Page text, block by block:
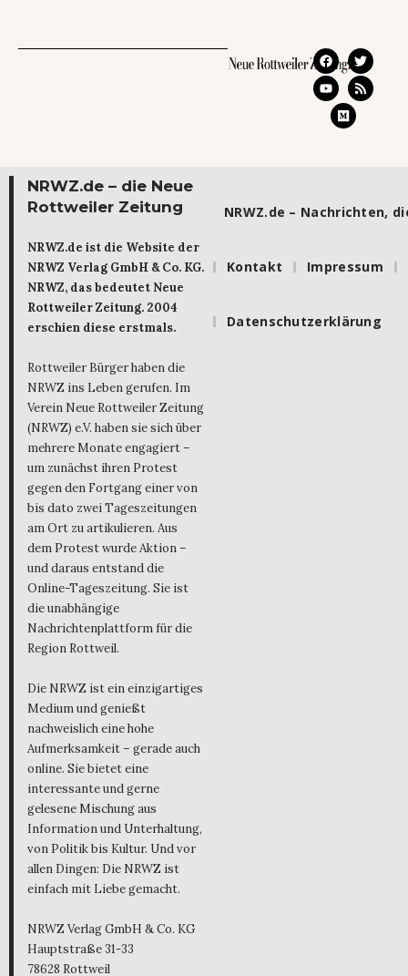
NRWZ.de – die Neue
Rottweiler Zeitung
NRWZ.de ist die Website der
NRWZ Verlag GmbH & Co. KG.
NRWZ, das bedeutet Neue
Rottweiler Zeitung. 2004
erschien diese erstmals.
Rottweiler Bürger haben die
NRWZ ins Leben gerufen. Im
Verein Neue Rottweiler Zeitung
(NRWZ) e.V. haben sie sich über
mehrere Monate engagiert –
um zunächst ihren Protest
gegen den Fortgang einer von
bis dato zwei Tageszeitungen
am Ort zu artikulieren. Aus
dem Protest wurde Aktion –
und daraus entstand die
Online-Tageszeitung. Sie ist
die unabhängige
Nachrichtenplattform für die
Region Rottweil.
Die NRWZ ist ein einzigartiges
Medium und genießt
nachweislich eine hohe
Aufmerksamkeit – gerade auch
online. Sie bietet eine
interessante und gerne
gelesene Mischung aus
Information und Unterhaltung,
von Politik bis Kultur. Und vor
allen Dingen: Die NRWZ ist
einfach mit Liebe gemacht.
NRWZ Verlag GmbH & Co. KG
Hauptstraße 31-33
78628 Rottweil
NRWZ.de – Nachrichten,
Kontakt Impressum
Datenschutzerklärung